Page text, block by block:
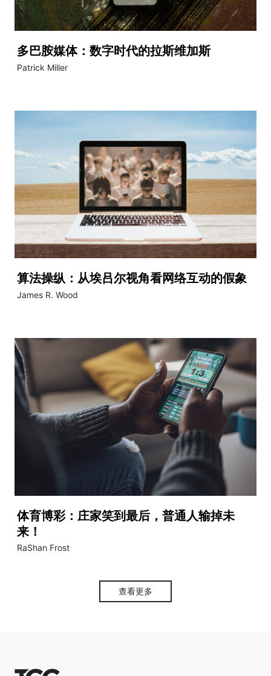
多巴胺媒体：数字时代的拉斯维加斯
Patrick Miller
算法操纵：从埃吕尔视角看网络互动的假象
James R. Wood
体育博彩：庄家笑到最后，普通人输掉未
来！
RaShan Frost
查看更多